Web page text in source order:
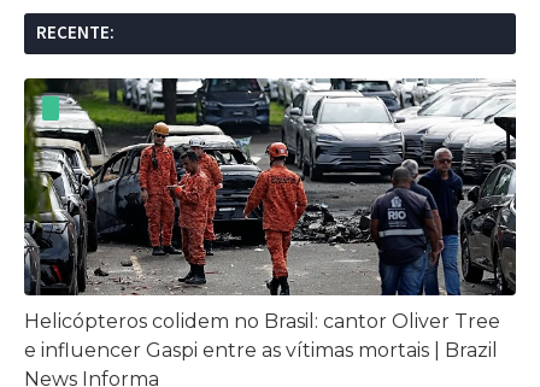
RECENTE:
Helicópteros colidem no Brasil: cantor Oliver Tree
e influencer Gaspi entre as vítimas mortais | Brazil
News Informa